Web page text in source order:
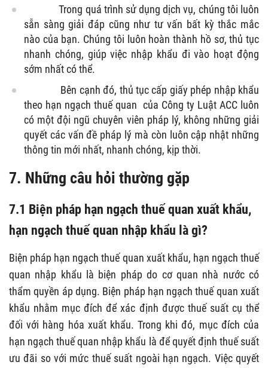
Trong quá trình sử dụng dịch vụ, chúng tôi luôn
sẵn sàng giải đáp cũng như tư vấn bất kỳ thắc mắc
nào của bạn. Chúng tôi luôn hoàn thành hồ sơ, thủ tục
nhanh chóng, giúp việc nhập khẩu đi vào hoạt động
sớm nhất có thể.
Bên cạnh đó, thủ tục cấp giấy phép nhập khẩu
theo hạn ngạch thuế quan của Công ty Luật ACC luôn
có một đội ngũ chuyên viên pháp lý, không những giải
quyết các vấn đề pháp lý mà còn luôn cập nhật những
thông tin mới nhất, nhanh chóng, kịp thời.
7. Những câu hỏi thường gặp
7.1 Biện pháp hạn ngạch thuế quan xuất khẩu,
hạn ngạch thuế quan nhập khẩu là gì?
Biện pháp hạn ngạch thuế quan xuất khẩu, hạn ngạch thuế
quan nhập khẩu là biện pháp do cơ quan nhà nước có
thẩm quyền áp dụng. Biện pháp hạn ngạch thuế quan xuất
khẩu nhằm mục đích để xác định được thuế suất cụ thể
đối với hàng hóa xuất khẩu. Trong khi đó, mục đích của
hạn ngạch thuế quan nhập khẩu là để quyết định thuế suất
ưu đãi so với mức thuế suất ngoài hạn ngạch. Việc quyết